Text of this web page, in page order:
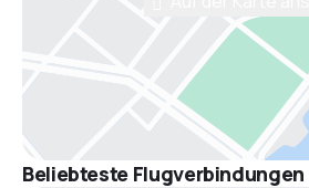
Beliebteste